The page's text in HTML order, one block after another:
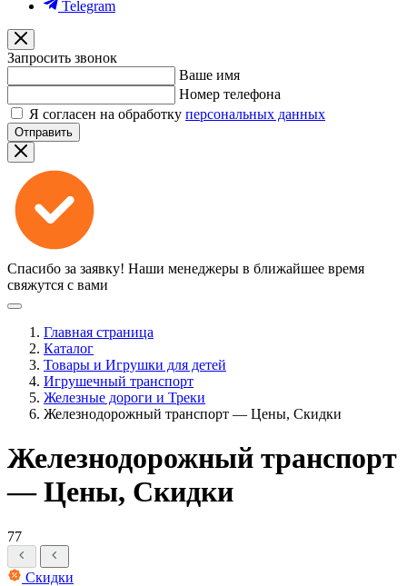
Telegram
Запросить звонок
Ваше имя
Номер телефона
Я согласен на обработку персональных данных
Отправить
Спасибо за заявку! Наши менеджеры в ближайшее время
свяжутся с вами
Главная страница
Каталог
Товары и Игрушки для детей
Игрушечный транспорт
Железные дороги и Треки
Железнодорожный транспорт — Цены, Скидки
Железнодорожный транспорт
— Цены, Скидки
77
Скидки